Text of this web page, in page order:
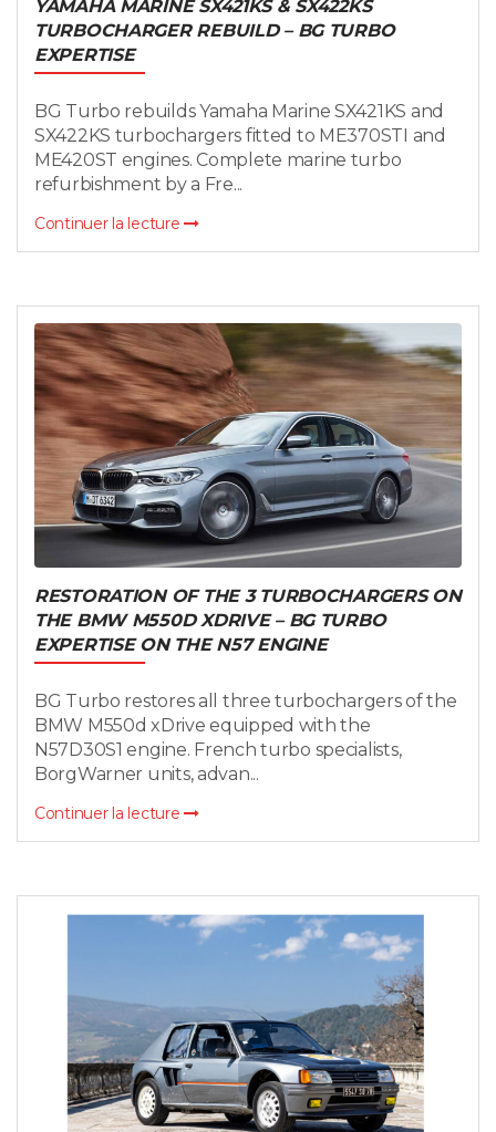
YAMAHA MARINE SX421KS & SX422KS
TURBOCHARGER REBUILD – BG TURBO
EXPERTISE
BG Turbo rebuilds Yamaha Marine SX421KS and
SX422KS turbochargers fitted to ME370STI and
ME420ST engines. Complete marine turbo
refurbishment by a Fre...
Continuer la lecture
RESTORATION OF THE 3 TURBOCHARGERS ON
THE BMW M550D XDRIVE – BG TURBO
EXPERTISE ON THE N57 ENGINE
BG Turbo restores all three turbochargers of the
BMW M550d xDrive equipped with the
N57D30S1 engine. French turbo specialists,
BorgWarner units, advan...
Continuer la lecture